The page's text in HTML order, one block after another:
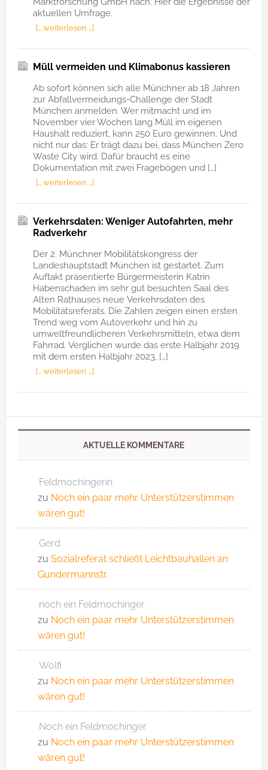
aktuellen Umfrage.
[… weiterlesen …]
Müll vermeiden und Klimabonus kassieren
Ab sofort können sich alle Münchner ab 18 Jahren
zur Abfallvermeidungs-Challenge der Stadt
München anmelden. Wer mitmacht und im
November vier Wochen lang Müll im eigenen
Haushalt reduziert, kann 250 Euro gewinnen. Und
nicht nur das: Er trägt dazu bei, dass München Zero
Waste City wird. Dafür braucht es eine
Dokumentation mit zwei Fragebögen und […]
[… weiterlesen …]
Verkehrsdaten: Weniger Autofahrten, mehr
Radverkehr
Der 2. Münchner Mobilitätskongress der
Landeshauptstadt München ist gestartet. Zum
Auftakt präsentierte Bürgermeisterin Katrin
Habenschaden im sehr gut besuchten Saal des
Alten Rathauses neue Verkehrsdaten des
Mobilitätsreferats. Die Zahlen zeigen einen ersten
Trend weg vom Autoverkehr und hin zu
umweltfreundlicheren Verkehrsmitteln, etwa dem
Fahrrad. Verglichen wurde das erste Halbjahr 2019
mit dem ersten Halbjahr 2023, […]
[… weiterlesen …]
AKTUELLE KOMMENTARE
Feldmochingerin
zu Noch ein paar mehr Unterstützerstimmen
wären gut!
Gerd
zu Sozialreferat schließt Leichtbauhallen an
Gundermannstr.
noch ein Feldmochinger
zu Noch ein paar mehr Unterstützerstimmen
wären gut!
Wolfi
zu Noch ein paar mehr Unterstützerstimmen
wären gut!
Noch ein Feldmochinger
zu Noch ein paar mehr Unterstützerstimmen
wären gut!